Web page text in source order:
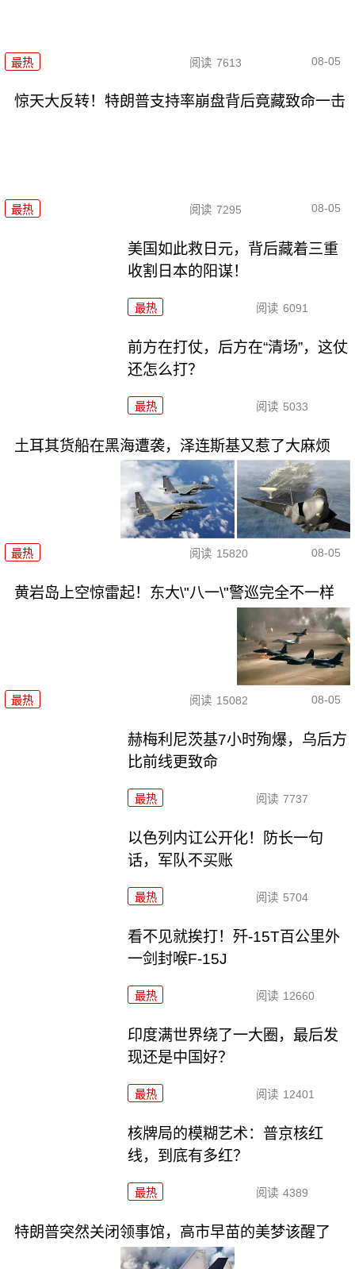
最热 阅读 7613 08-05
惊天大反转！特朗普支持率崩盘背后竟藏致命一击
最热 阅读 7295 08-05
美国如此救日元，背后藏着三重
收割日本的阳谋！
最热 阅读 6091
前方在打仗，后方在“清场”，这仗
还怎么打？
最热 阅读 5033
土耳其货船在黑海遭袭，泽连斯基又惹了大麻烦
最热 阅读 15820 08-05
黄岩岛上空惊雷起！东大\"八一\"警巡完全不一样
最热 阅读 15082 08-05
赫梅利尼茨基7小时殉爆，乌后方
比前线更致命
最热 阅读 7737
以色列内讧公开化！防长一句
话，军队不买账
最热 阅读 5704
看不见就挨打！歼-15T百公里外
一剑封喉F-15J
最热 阅读 12660
印度满世界绕了一大圈，最后发
现还是中国好？
最热 阅读 12401
核牌局的模糊艺术：普京核红
线，到底有多红？
最热 阅读 4389
特朗普突然关闭领事馆，高市早苗的美梦该醒了